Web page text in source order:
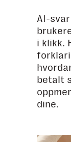
AI-
i klikk.
betalt
dine.